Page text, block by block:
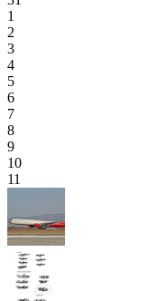
1
2
3
4
5
6
7
8
9
10
11